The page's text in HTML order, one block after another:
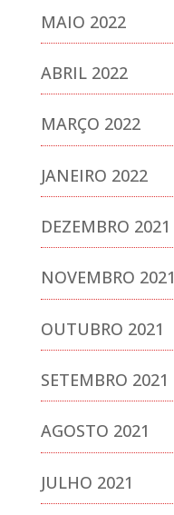
MAIO 2022
ABRIL 2022
MARÇO 2022
JANEIRO 2022
DEZEMBRO 2021
NOVEMBRO 2021
OUTUBRO 2021
SETEMBRO 2021
AGOSTO 2021
JULHO 2021